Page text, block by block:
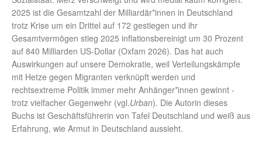
2025 ist die Gesamtzahl der Milliardär*innen in Deutschland
trotz Krise um ein Drittel auf 172 gestiegen und ihr
Gesamtvermögen stieg 2025 inflationsbereinigt um 30 Prozent
auf 840 Milliarden US-Dollar (Oxfam 2026). Das hat auch
Auswirkungen auf unsere Demokratie, weil Verteilungskämpfe
mit Hetze gegen Migranten verknüpft werden und
rechtsextreme Politik immer mehr Anhänger*innen gewinnt -
trotz vielfacher Gegenwehr (vgl.Urban). Die Autorin dieses
Buchs ist Geschäftsführerin von Tafel Deutschland und weiß aus
Erfahrung, wie Armut in Deutschland aussieht.